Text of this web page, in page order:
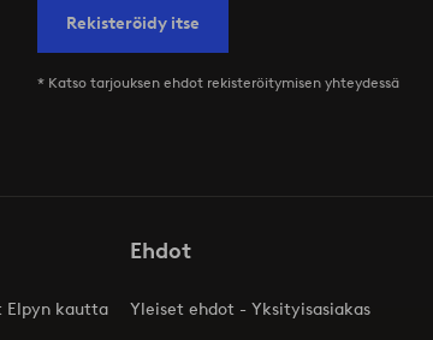
Rekisteröidy itse
* Katso tarjouksen ehdot rekisteröitymisen yhteydessä
Elpyn kautta
Ehdot
Yleiset ehdot - Yksityisasiakas